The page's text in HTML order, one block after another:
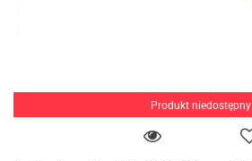
Produkt niedostępny